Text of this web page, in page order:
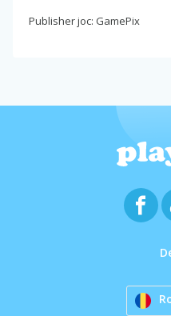
Publisher joc: GamePix